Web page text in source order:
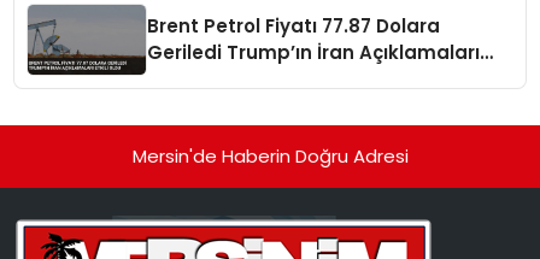
Brent Petrol Fiyatı 77.87 Dolara
Geriledi Trump’ın İran Açıklamaları
Mersin'de Haberin Doğru Adresi